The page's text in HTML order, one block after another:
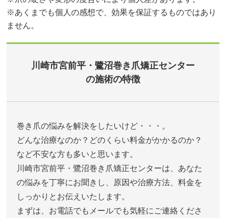
※あくまでも個人の感想で、効果を保証するものではあり
ません。
川崎市宮前平・鷺沼巻き爪矯正センター
の施術の特徴
巻き爪の悩みを解決をしたいけど・・・。
どんな治療なのか？どのくらい料金がかかるのか？
など不安な方も多いと思います。
川崎市宮前平・鷺沼巻き爪矯正センターは、あなた
の悩みを丁寧にお聞きし、原因や治療方法、料金を
しっかりとお伝えいたします。
まずは、お電話でもメールでも気軽にご連絡くださ